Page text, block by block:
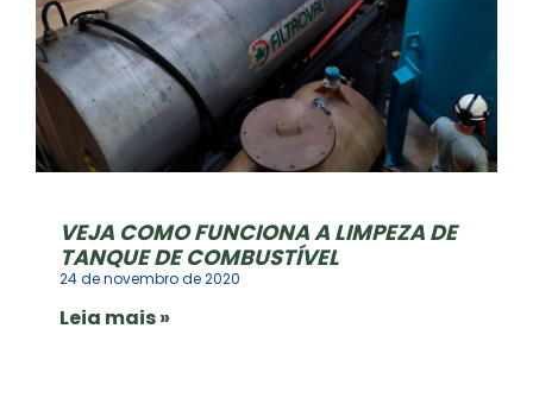
VEJA COMO FUNCIONA A LIMPEZA DE
TANQUE DE COMBUSTÍVEL
24 de novembro de 2020
Leia mais »